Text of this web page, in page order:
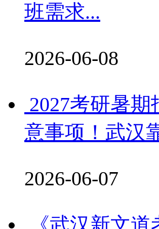
班需求...
2026-06-08
2027考研暑期
意事项！武汉
2026-06-07